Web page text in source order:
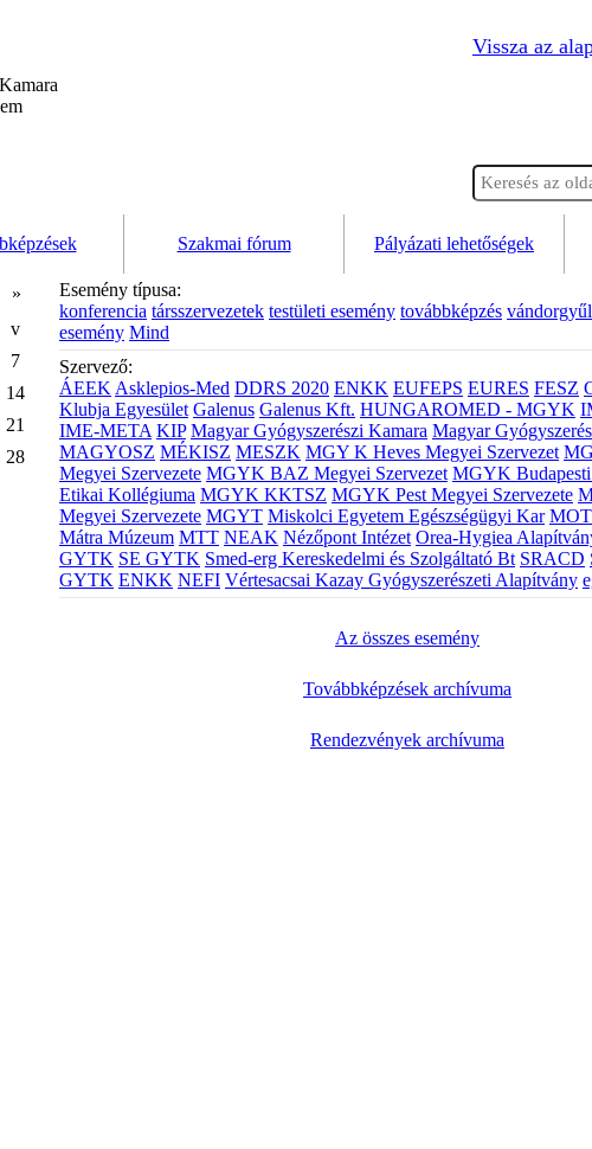
Vissza az
Szakmai fórum Pályázati lehetőségek
»
v
7
14
21
28
Esemény típusa:
konferencia társszervezetek testületi esemény továbbképzés
esemény Mind
Szervező:
ÁEEK Asklepios-Med DDRS 2020 ENKK EUFEPS EURES FESZ
Klubja Egyesület Galenus Galenus Kft. HUNGAROMED - MGYK
IME-META KIP Magyar Gyógyszerészi Kamara Magyar
MAGYOSZ MÉKISZ MESZK MGY K Heves Megyei Szervezet
Megyei Szervezete MGYK BAZ Megyei Szervezet MGYK Budapesti
Etikai Kollégiuma MGYK KKTSZ MGYK Pest Megyei Szervezete
Megyei Szervezete MGYT Miskolci Egyetem Egészségügyi Kar
Mátra Múzeum MTT NEAK Nézőpont Intézet Orea-Hygiea
GYTK SE GYTK Smed-erg Kereskedelmi és Szolgáltató Bt SRACD
GYTK ENKK NEFI Vértesacsai Kazay Gyógyszerészeti Alapítvány
Az összes esemény
Továbbképzések archívuma
Rendezvények archívuma